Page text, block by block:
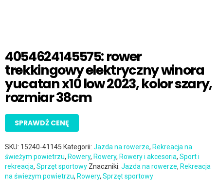
4054624145575: rower
trekkingowy elektryczny winora
yucatan x10 low 2023, kolor szary,
rozmiar 38cm
SPRAWDŹ CENĘ
SKU: 15240-41145 Kategorii: Jazda na rowerze, Rekreacja na
świeżym powietrzu, Rowery, Rowery, Rowery i akcesoria, Sport i
rekreacja, Sprzęt sportowy Znaczniki: Jazda na rowerze, Rekreacja
na świeżym powietrzu, Rowery, Sprzęt sportowy